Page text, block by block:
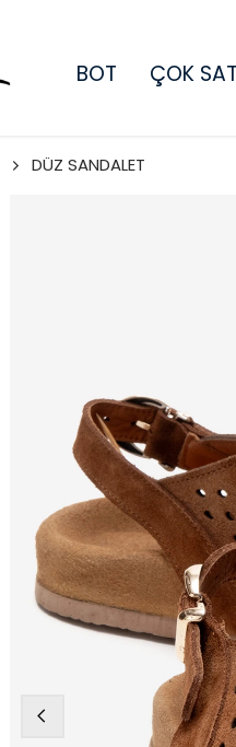
BOT ÇOK
DÜZ SANDALET